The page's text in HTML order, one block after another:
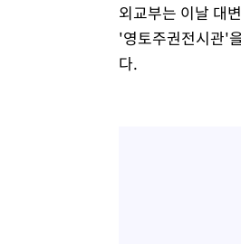
외교부는 이날 대
'영토주권전시관'
다.